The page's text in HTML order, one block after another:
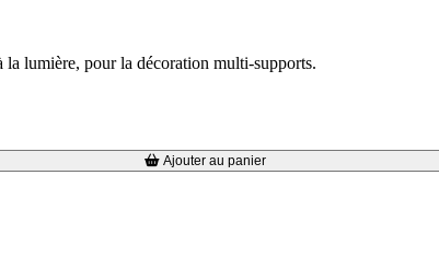
lumière, pour la décoration multi-supports.
Ajouter au panier